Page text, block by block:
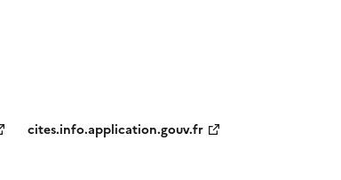
cites.info.application.gouv.fr